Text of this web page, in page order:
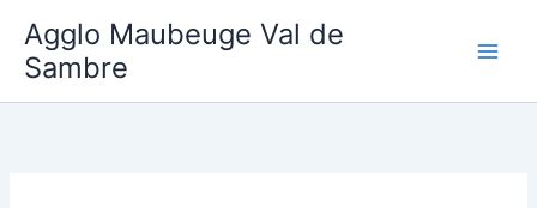
contenu
Agglo Maubeuge Val de
Sambre